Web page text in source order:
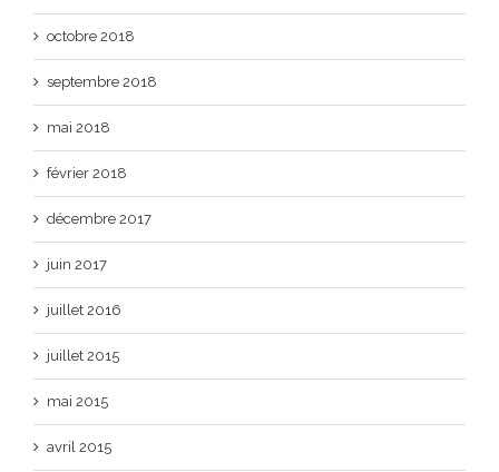
octobre 2018
septembre 2018
mai 2018
février 2018
décembre 2017
juin 2017
juillet 2016
juillet 2015
mai 2015
avril 2015